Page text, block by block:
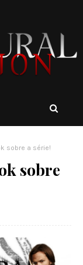
sobre a série!
sobre